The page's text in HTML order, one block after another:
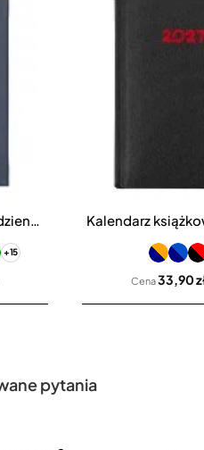
Kalendarz książkowy A5 dzienny Vivella Economic
+15
Cena33,90
pytania